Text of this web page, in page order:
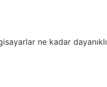
ne kadar dayanıklı